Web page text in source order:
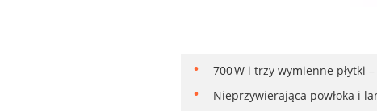
700 W i trzy wymienne płytki
Nieprzywierająca powłoka i